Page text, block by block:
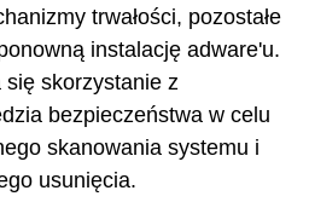
trwałości, pozostałe
instalację adware'u.
skorzystanie z
bezpieczeństwa w celu
skanowania systemu i
usunięcia.